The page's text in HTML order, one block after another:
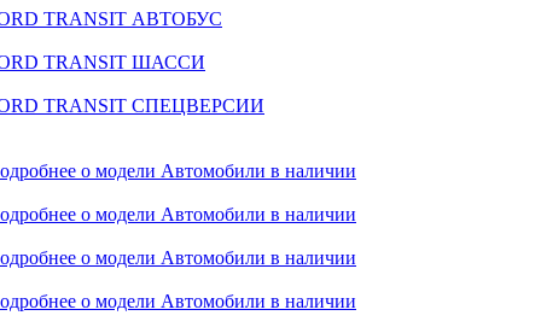
TRANSIT АВТОБУС
TRANSIT ШАССИ
TRANSIT СПЕЦВЕРСИИ
о модели Автомобили в наличии
о модели Автомобили в наличии
о модели Автомобили в наличии
о модели Автомобили в наличии